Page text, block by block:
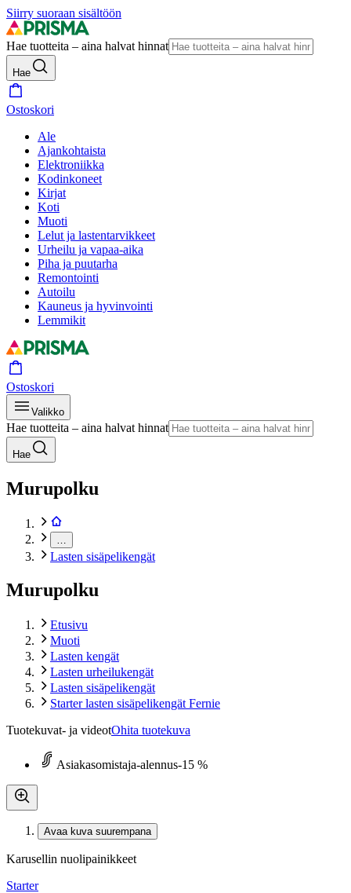
Siirry suoraan sisältöön
Hae tuotteita – aina halvat hinnat
Hae
Ostoskori
Ale
Ajankohtaista
Elektroniikka
Kodinkoneet
Kirjat
Koti
Muoti
Lelut ja lastentarvikkeet
Urheilu ja vapaa-aika
Piha ja puutarha
Remontointi
Autoilu
Kauneus ja hyvinvointi
Lemmikit
Ostoskori
Valikko
Hae tuotteita – aina halvat hinnat
Hae
Murupolku
Lasten sisäpelikengät
Murupolku
Etusivu
Muoti
Lasten kengät
Lasten urheilukengät
Lasten sisäpelikengät
Starter lasten sisäpelikengät Fernie
Tuotekuvat- ja videotOhita tuotekuva
Asiakasomistaja-alennus-15 %
Avaa kuva suurempana
Karusellin nuolipainikkeet
Starter